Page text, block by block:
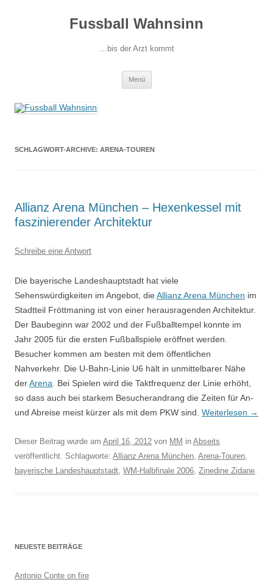
Fussball Wahnsinn
…bis der Arzt kommt
Menü
SCHLAGWORT-ARCHIVE: ARENA-TOUREN
Allianz Arena München – Hexenkessel mit
faszinierender Architektur
Schreibe eine Antwort
Die bayerische Landeshauptstadt hat viele
Sehenswürdigkeiten im Angebot, die Allianz Arena München im
Stadtteil Fröttmaning ist von einer herausragenden Architektur.
Der Baubeginn war 2002 und der Fußballtempel konnte im
Jahr 2005 für die ersten Fußballspiele eröffnet werden.
Besucher kommen am besten mit dem öffentlichen
Nahverkehr. Die U-Bahn-Linie U6 hält in unmittelbarer Nähe
derArena . Bei Spielen wird die Taktfrequenz der Linie erhöht,
so dass auch bei starkem Besucherandrang die Zeiten für An-
und Abreise meist kürzer als mit dem PKW sind. Weiterlesen →
Dieser Beitrag wurde am April 16, 2012 von MM in Abseits
veröffentlicht. Schlagworte: Allianz Arena München, Arena-Touren,
bayerische Landeshauptstadt, WM-Halbfinale 2006, Zinedine Zidane.
NEUESTE BEITRÄGE
Antonio Conte on fire